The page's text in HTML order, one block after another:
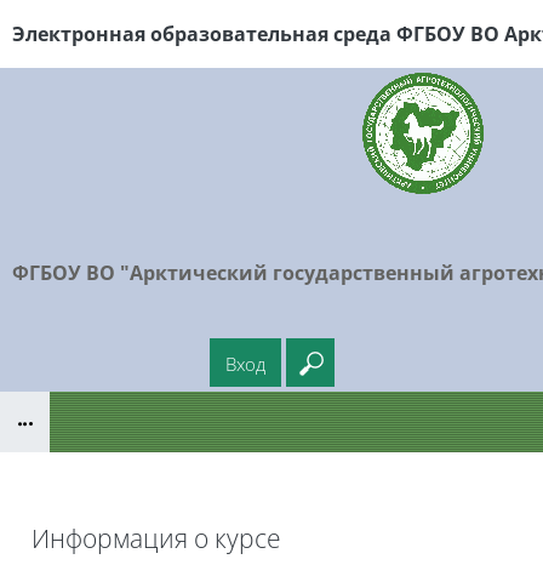
Электронная образовательная среда ФГБОУ ВО
ФГБОУ ВО "Арктический государственный
Введите ваш поисковый
Вход
Информация о курсе